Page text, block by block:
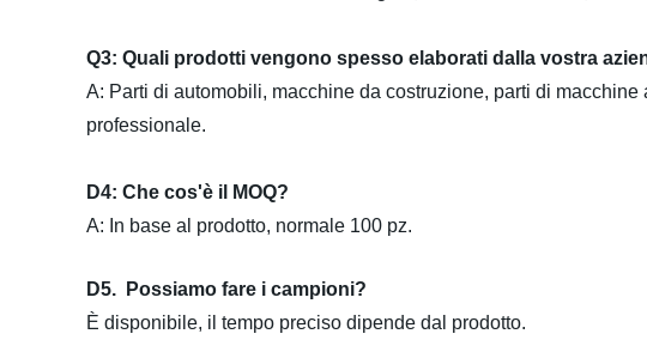
Q3: Quali prodotti vengono spesso elaborati dalla vostra
A: Parti di automobili, macchine da costruzione, parti di
professionale.
D4: Che cos'è il MOQ?
A: In base al prodotto, normale 100 pz.
D5. Possiamo fare i campioni?
È disponibile, il tempo preciso dipende dal prodotto.